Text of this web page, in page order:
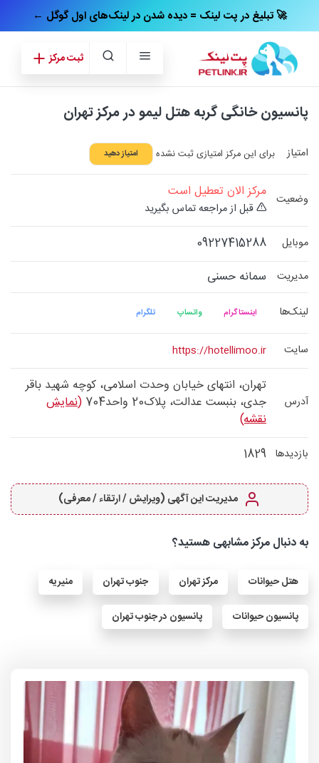
← تبلیغ در پت‌ لینک = دیده شدن در لینک‌های اول گوگل 🚀
ثبت مرکز
پانسیون خانگی گربه هتل لیمو در مرکز تهران
امتیاز برای این مرکز امتیازی ثبت نشده امتیاز دهید
وضعیت مرکز الان تعطیل است
قبل از مراجعه تماس بگیرید
موبایل
09227415288
مدیریت سمانه حسنی
لینک‌ها تلگرام واتساپ اینستاگرام
سایت https://hotellimoo.ir
آدرس
تهران، انتهای خیابان وحدت اسلامی، کوچه شهید باقر
جدی، بنبست عدالت، پلاک20 واحد704
(نمایش
نقشه)
بازدیدها 1829
مدیریت این آگهی (ویرایش / ارتقاء / معرفی)
به دنبال مرکز مشابهی هستید؟
هتل حیوانات مرکز تهران جنوب تهران منیریه
پانسیون حیوانات پانسیون در جنوب تهران